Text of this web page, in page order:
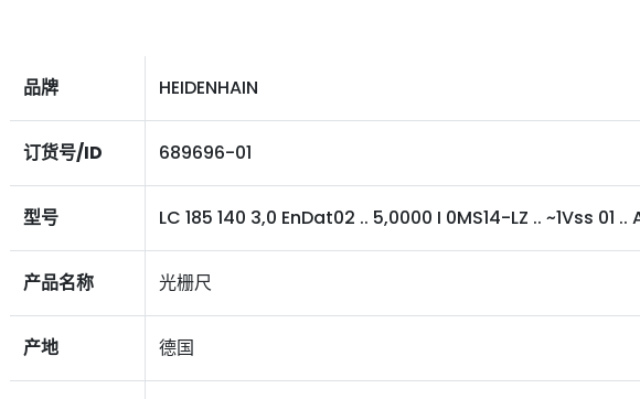
品牌 HEIDENHAIN
订货号/ID 689696-01
型号 LC 185 140 3,0 EnDat02 .. 5,0000 I 0MS14-LZ .. ~1Vss 01 ..
产品名称 光栅尺
产地 德国